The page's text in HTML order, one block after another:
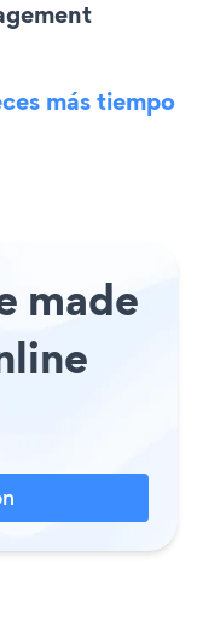
más tiempo
made